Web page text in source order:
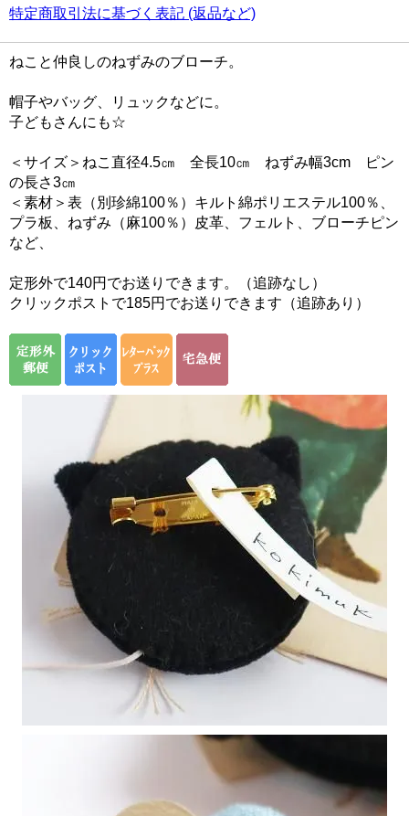
特定商取引法に基づく表記 (返品など)
ねこと仲良しのねずみのブローチ。
帽子やバッグ、リュックなどに。
子どもさんにも☆
＜サイズ＞ねこ直径4.5㎝ 全長10㎝ ねずみ幅3cm ピン
の長さ3㎝
＜素材＞表（別珍綿100％）キルト綿ポリエステル100％、
プラ板、ねずみ（麻100％）皮革、フェルト、ブローチピン
など、
定形外で140円でお送りできます。（追跡なし）
クリックポストで185円でお送りできます（追跡あり）